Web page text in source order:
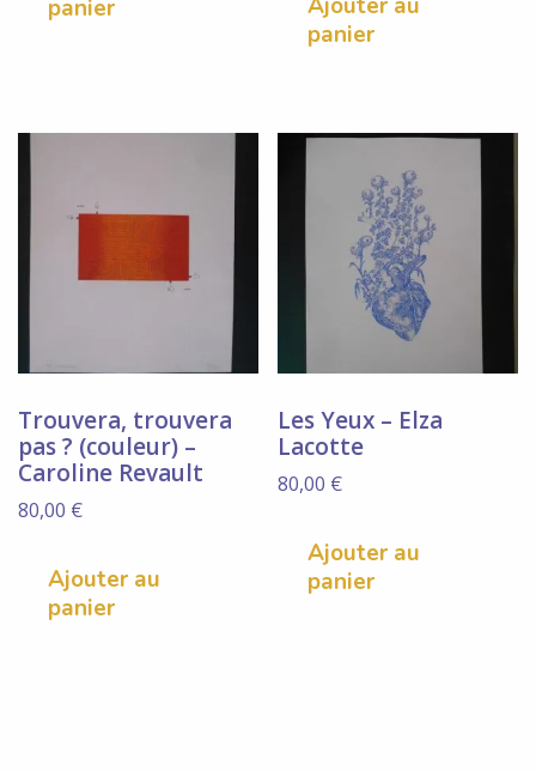
panier
Ajouter au
panier
Trouvera, trouvera
pas ? (couleur) –
Caroline Revault
80,00 €
Ajouter au
panier
Les Yeux – Elza
Lacotte
80,00 €
Ajouter au
panier